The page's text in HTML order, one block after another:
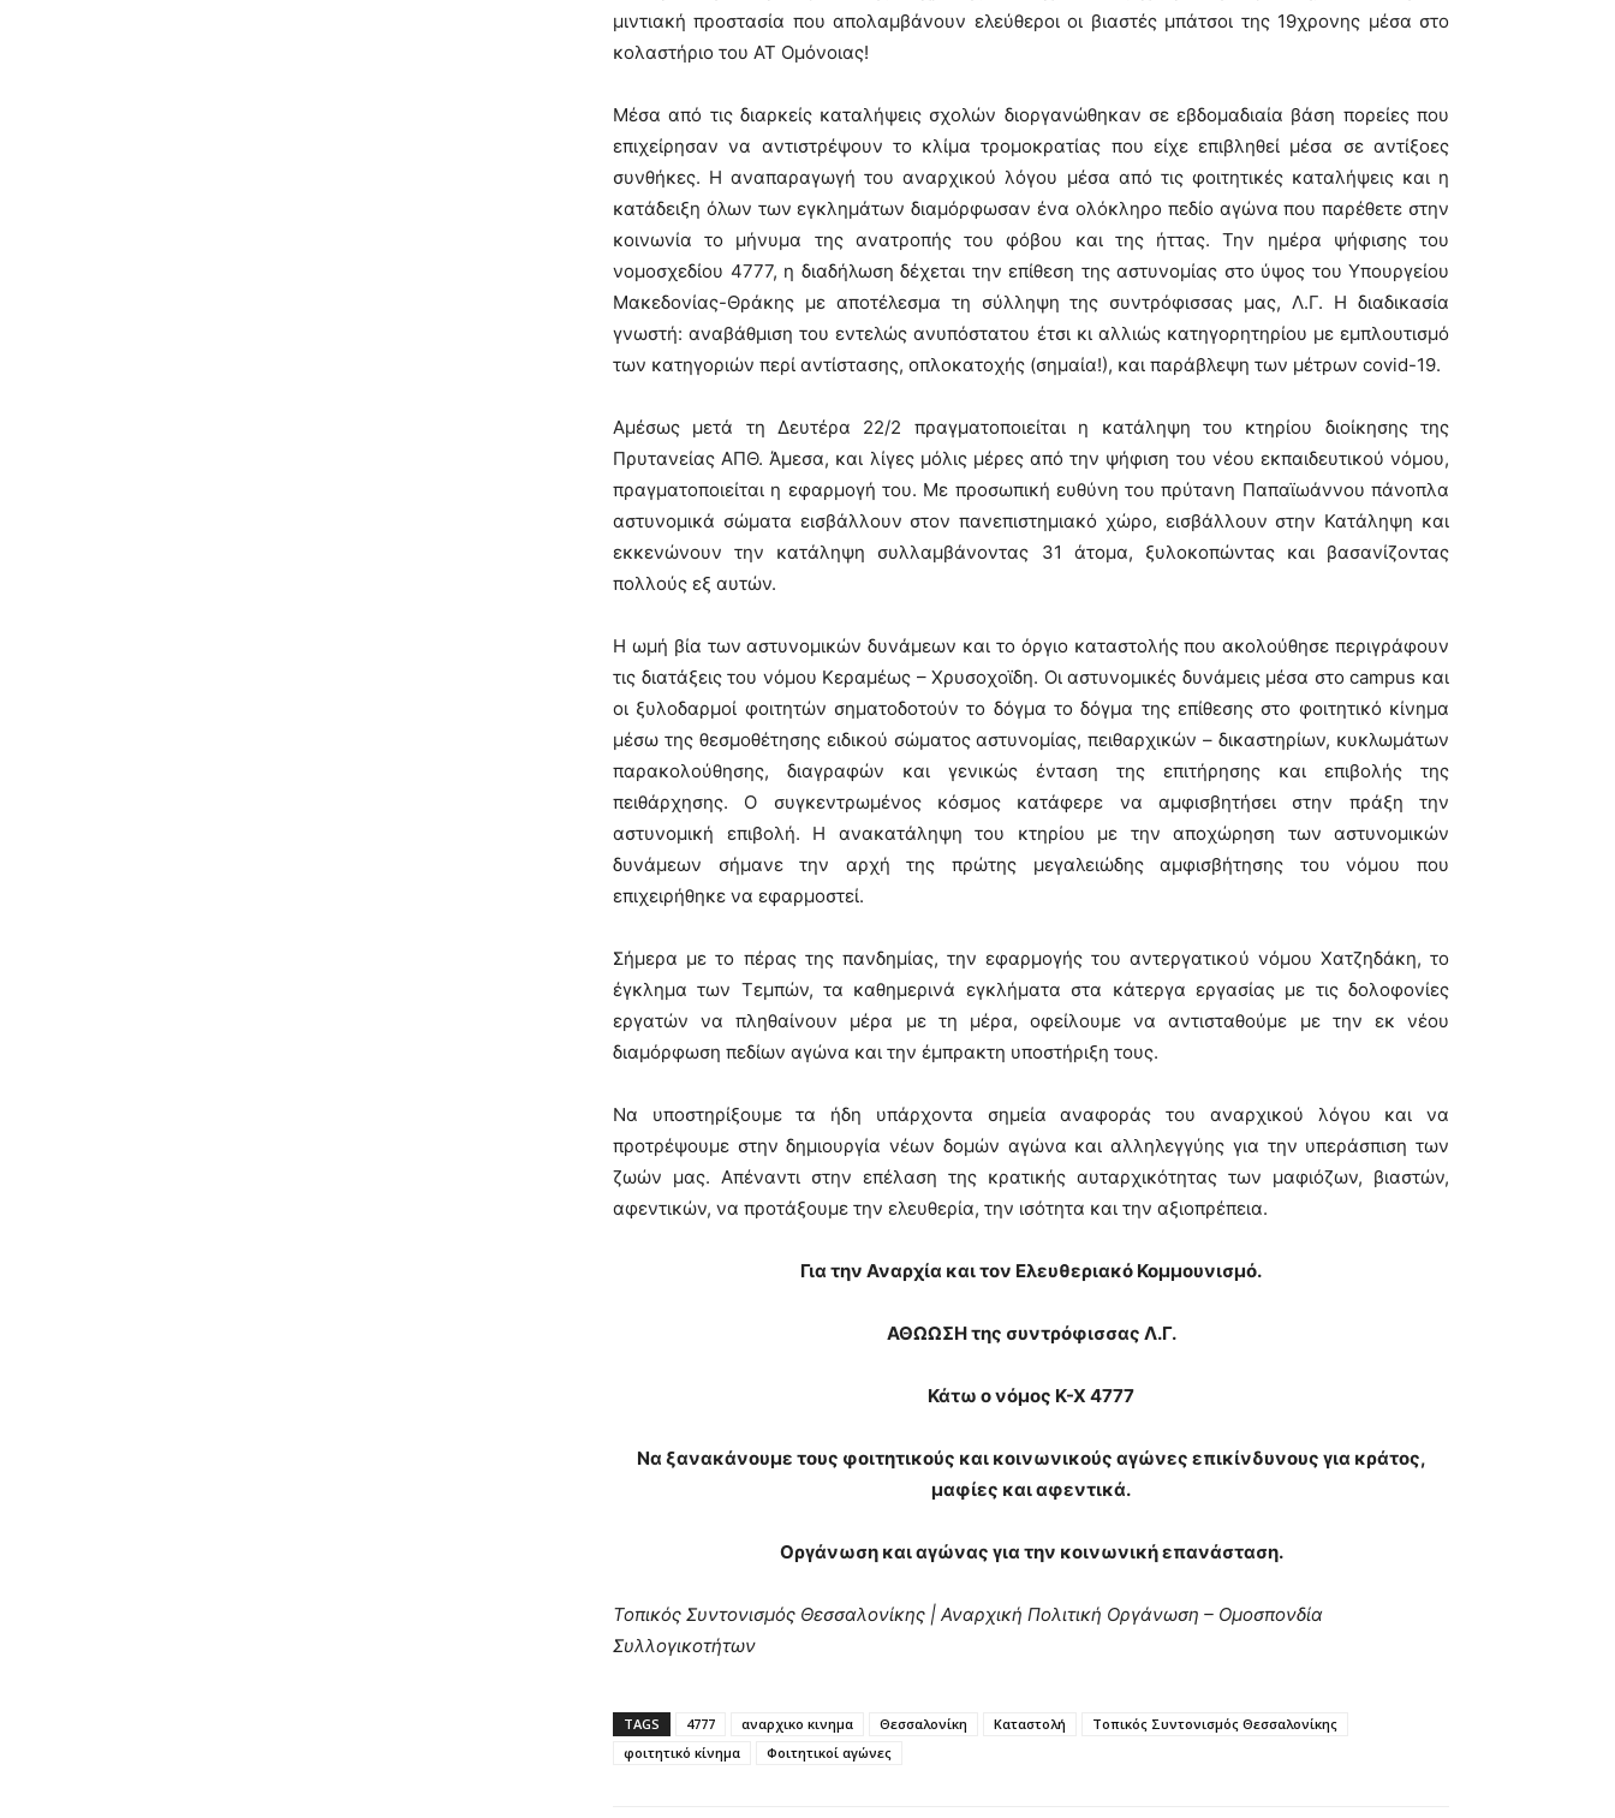
μιντιακή προστασία που απολαμβάνουν ελεύθεροι οι βιαστές μπάτσοι της 19χρονης μέσα στο
κολαστήριο του ΑΤ Ομόνοιας!
Μέσα από τις διαρκείς καταλήψεις σχολών διοργανώθηκαν σε εβδομαδιαία βάση πορείες που
επιχείρησαν να αντιστρέψουν το κλίμα τρομοκρατίας που είχε επιβληθεί μέσα σε αντίξοες
συνθήκες. Η αναπαραγωγή του αναρχικού λόγου μέσα από τις φοιτητικές καταλήψεις και η
κατάδειξη όλων των εγκλημάτων διαμόρφωσαν ένα ολόκληρο πεδίο αγώνα που παρέθετε στην
κοινωνία το μήνυμα της ανατροπής του φόβου και της ήττας. Την ημέρα ψήφισης του
νομοσχεδίου 4777, η διαδήλωση δέχεται την επίθεση της αστυνομίας στο ύψος του Υπουργείου
Μακεδονίας-Θράκης με αποτέλεσμα τη σύλληψη της συντρόφισσας μας, Λ.Γ. Η διαδικασία
γνωστή: αναβάθμιση του εντελώς ανυπόστατου έτσι κι αλλιώς κατηγορητηρίου με εμπλουτισμό
των κατηγοριών περί αντίστασης, οπλοκατοχής (σημαία!), και παράβλεψη των μέτρων covid-19.
Αμέσως μετά τη Δευτέρα 22/2 πραγματοποιείται η κατάληψη του κτηρίου διοίκησης της
Πρυτανείας ΑΠΘ. Άμεσα, και λίγες μόλις μέρες από την ψήφιση του νέου εκπαιδευτικού νόμου,
πραγματοποιείται η εφαρμογή του. Με προσωπική ευθύνη του πρύτανη Παπαϊωάννου πάνοπλα
αστυνομικά σώματα εισβάλλουν στον πανεπιστημιακό χώρο, εισβάλλουν στην Κατάληψη και
εκκενώνουν την κατάληψη συλλαμβάνοντας 31 άτομα, ξυλοκοπώντας και βασανίζοντας
πολλούς εξ αυτών.
Η ωμή βία των αστυνομικών δυνάμεων και το όργιο καταστολής που ακολούθησε περιγράφουν
τις διατάξεις του νόμου Κεραμέως – Χρυσοχοϊδη. Οι αστυνομικές δυνάμεις μέσα στο campus και
οι ξυλοδαρμοί φοιτητών σηματοδοτούν το δόγμα το δόγμα της επίθεσης στο φοιτητικό κίνημα
μέσω της θεσμοθέτησης ειδικού σώματος αστυνομίας, πειθαρχικών – δικαστηρίων, κυκλωμάτων
παρακολούθησης, διαγραφών και γενικώς ένταση της επιτήρησης και επιβολής της
πειθάρχησης. Ο συγκεντρωμένος κόσμος κατάφερε να αμφισβητήσει στην πράξη την
αστυνομική επιβολή. Η ανακατάληψη του κτηρίου με την αποχώρηση των αστυνομικών
δυνάμεων σήμανε την αρχή της πρώτης μεγαλειώδης αμφισβήτησης του νόμου που
επιχειρήθηκε να εφαρμοστεί.
Σήμερα με το πέρας της πανδημίας, την εφαρμογής του αντεργατικού νόμου Χατζηδάκη, το
έγκλημα των Τεμπών, τα καθημερινά εγκλήματα στα κάτεργα εργασίας με τις δολοφονίες
εργατών να πληθαίνουν μέρα με τη μέρα, οφείλουμε να αντισταθούμε με την εκ νέου
διαμόρφωση πεδίων αγώνα και την έμπρακτη υποστήριξη τους.
Να υποστηρίξουμε τα ήδη υπάρχοντα σημεία αναφοράς του αναρχικού λόγου και να
προτρέψουμε στην δημιουργία νέων δομών αγώνα και αλληλεγγύης για την υπεράσπιση των
ζωών μας. Απέναντι στην επέλαση της κρατικής αυταρχικότητας των μαφιόζων, βιαστών,
αφεντικών, να προτάξουμε την ελευθερία, την ισότητα και την αξιοπρέπεια.
Για την Αναρχία και τον Ελευθεριακό Κομμουνισμό.
ΑΘΩΩΣΗ της συντρόφισσας Λ.Γ.
Κάτω ο νόμος Κ-Χ 4777
Να ξανακάνουμε τους φοιτητικούς και κοινωνικούς αγώνες επικίνδυνους για κράτος,
μαφίες και αφεντικά.
Οργάνωση και αγώνας για την κοινωνική επανάσταση.
Τοπικός Συντονισμός Θεσσαλονίκης | Αναρχική Πολιτική Οργάνωση – Ομοσπονδία
Συλλογικοτήτων
TAGS 4777 αναρχικο κινημα Θεσσαλονίκη Καταστολή
Τοπικός Συντονισμός Θεσσαλονίκης
φοιτητικό κίνημα
Φοιτητικοί αγώνες